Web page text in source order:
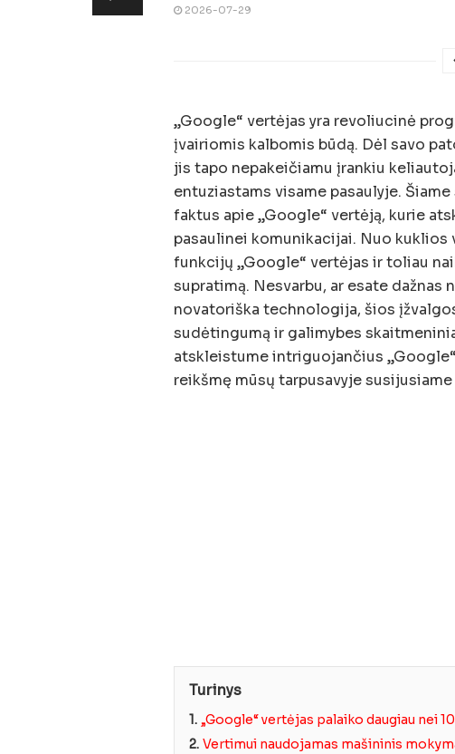
2026-07-29
„Google“ vertėjas yra revoliucinė
įvairiomis kalbomis būdą. Dėl savo
jis tapo nepakeičiamu įrankiu
entuziastams visame pasaulyje.
faktus apie „Google“ vertėją, kurie
pasaulinei komunikacijai. Nuo
funkcijų „Google“ vertėjas ir toliau
supratimą. Nesvarbu, ar esate
novatoriška technologija, šios
sudėtingumą ir galimybes
atskleistume intriguojančius
reikšmę mūsų tarpusavyje susijusiame
Turinys
1. „Google“ vertėjas palaiko daugiau nei
2. Vertimui naudojamas mašininis